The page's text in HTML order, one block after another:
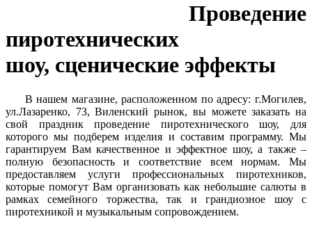
Проведение
пиротехнических
шоу, сценические эффекты
В нашем магазине, расположенном по адресу: г.Могилев,
ул.Лазаренко, 73, Виленский рынок, вы можете заказать на
свой праздник проведение пиротехнического шоу, для
которого мы подберем изделия и составим программу. Мы
гарантируем Вам качественное и эффектное шоу, а также –
полную безопасность и соответствие всем нормам. Мы
предоставляем услуги профессиональных пиротехников,
которые помогут Вам организовать как небольшие салюты в
рамках семейного торжества, так и грандиозное шоу с
пиротехникой и музыкальным сопровождением.